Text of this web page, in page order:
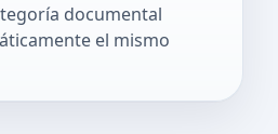
documental
el mismo